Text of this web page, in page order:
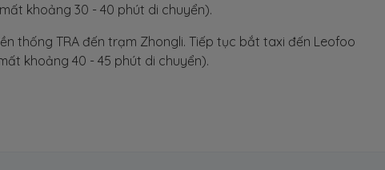
khoảng 30 - 40 phút di chuyển).
thống TRA đến trạm Zhongli. Tiếp tục bắt taxi đến Leofoo
khoảng 40 - 45 phút di chuyển).